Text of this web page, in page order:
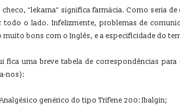
checo, “lekarna” significa farmácia. Como seria
todo o lado. Infelizmente, problemas de
muito bons com o Inglês, e a especificidade do
fica uma breve tabela de correspondências
nos):
Analgésico genérico do tipo Trifene 200: Ibalgin;